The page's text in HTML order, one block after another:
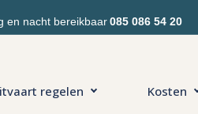
en nacht bereikbaar 085 086 54 20
regelen Kosten